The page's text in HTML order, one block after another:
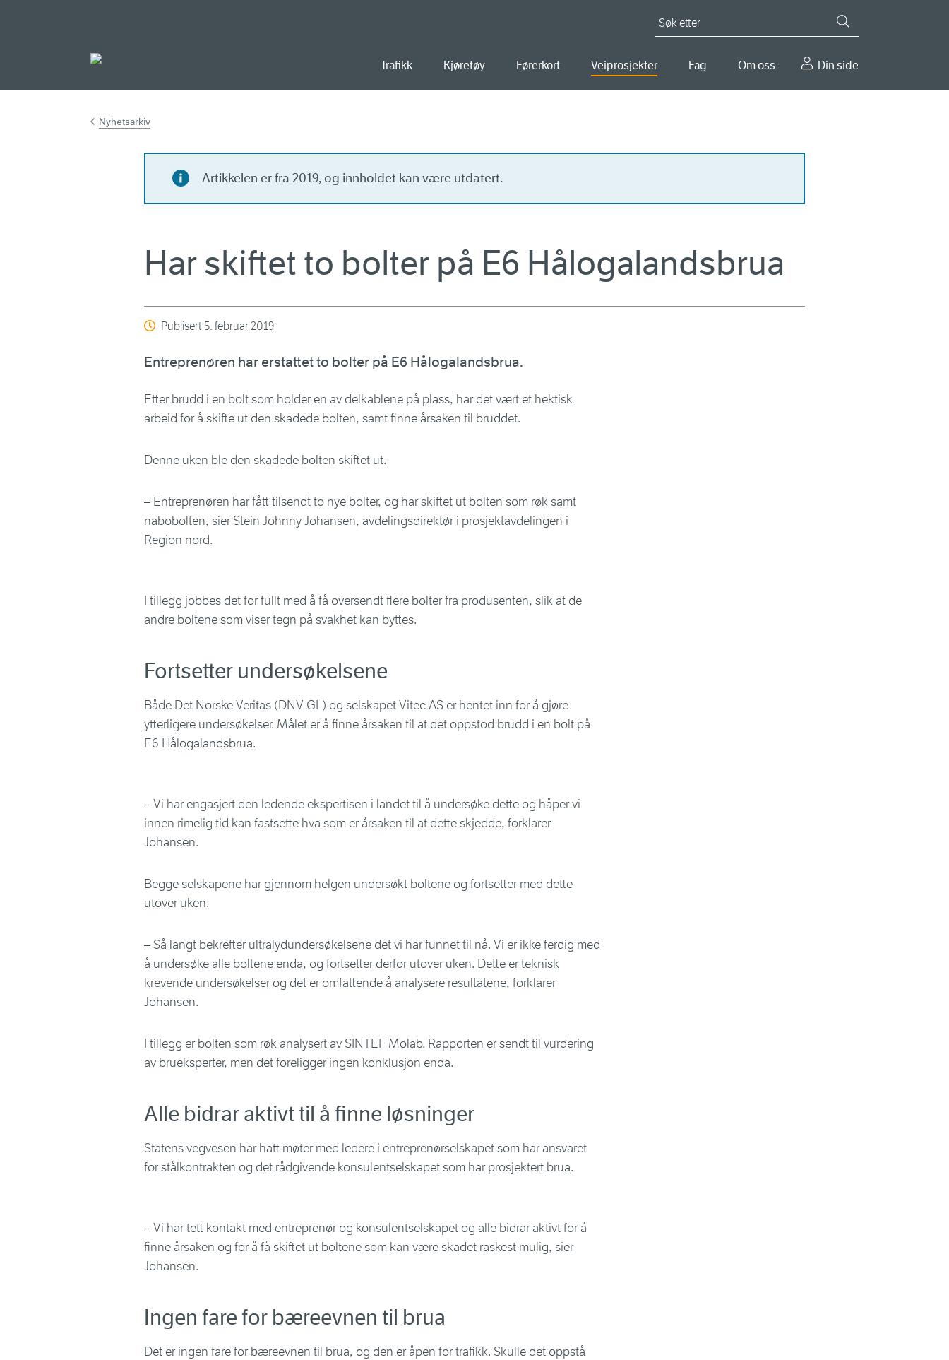
Trafikk Kjøretøy Førerkort Veiprosjekter Fag Om oss Din side
Nyhetsarkiv
Artikkelen er fra 2019, og innholdet kan være utdatert.
Har skiftet to bolter på E6 Hålogalandsbrua
Publisert 5. februar 2019
Entreprenøren har erstattet to bolter på E6 Hålogalandsbrua.
Etter brudd i en bolt som holder en av delkablene på plass, har det vært et hektisk
arbeid for å skifte ut den skadede bolten, samt finne årsaken til bruddet.
Denne uken ble den skadede bolten skiftet ut.
– Entreprenøren har fått tilsendt to nye bolter, og har skiftet ut bolten som røk samt
nabobolten, sier Stein Johnny Johansen, avdelingsdirektør i prosjektavdelingen i
Region nord.
I tillegg jobbes det for fullt med å få oversendt flere bolter fra produsenten, slik at de
andre boltene som viser tegn på svakhet kan byttes.
Fortsetter undersøkelsene
Både Det Norske Veritas (DNV GL) og selskapet Vitec AS er hentet inn for å gjøre
ytterligere undersøkelser. Målet er å finne årsaken til at det oppstod brudd i en bolt på
E6 Hålogalandsbrua.
– Vi har engasjert den ledende ekspertisen i landet til å undersøke dette og håper vi
innen rimelig tid kan fastsette hva som er årsaken til at dette skjedde, forklarer
Johansen.
Begge selskapene har gjennom helgen undersøkt boltene og fortsetter med dette
utover uken.
– Så langt bekrefter ultralydundersøkelsene det vi har funnet til nå. Vi er ikke ferdig med
å undersøke alle boltene enda, og fortsetter derfor utover uken. Dette er teknisk
krevende undersøkelser og det er omfattende å analysere resultatene, forklarer
Johansen.
I tillegg er bolten som røk analysert av SINTEF Molab. Rapporten er sendt til vurdering
av brueksperter, men det foreligger ingen konklusjon enda.
Alle bidrar aktivt til å finne løsninger
Statens vegvesen har hatt møter med ledere i entreprenørselskapet som har ansvaret
for stålkontrakten og det rådgivende konsulentselskapet som har prosjektert brua.
– Vi har tett kontakt med entreprenør og konsulentselskapet og alle bidrar aktivt for å
finne årsaken og for å få skiftet ut boltene som kan være skadet raskest mulig, sier
Johansen.
Ingen fare for bæreevnen til brua
Det er ingen fare for bæreevnen til brua, og den er åpen for trafikk. Skulle det oppstå